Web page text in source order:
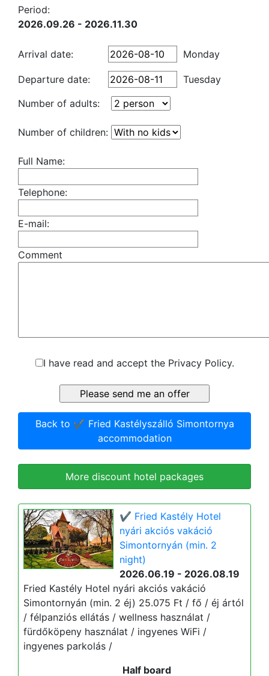
Period:
2026.09.26 - 2026.11.30
Arrival date: Monday
Departure date:
Tuesday
Number of adults:
Number of children:
Full Name:
Telephone:
E-mail:
Comment
I have read and accept the Privacy Policy.
Back to ✔️ Fried Kastélyszálló Simontornya
accommodation
More discount hotel packages
✔️ Fried Kastély Hotel
nyári akciós vakáció
Simontornyán (min. 2
night)
2026.06.19 - 2026.08.19
Fried Kastély Hotel nyári akciós vakáció
Simontornyán (min. 2 éj) 25.075 Ft / fő / éj ártól
/ félpanziós ellátás / wellness használat /
fürdőköpeny használat / ingyenes WiFi /
ingyenes parkolás /
Half board